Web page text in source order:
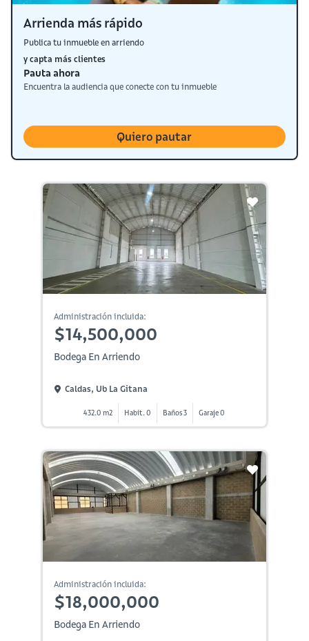
Arrienda más rápido
Publica tu inmueble en arriendo
y capta más clientes
Pauta ahora
Encuentra la audiencia que conecte con tu inmueble
Quiero pautar
Administración incluida:
$14,500,000
Bodega En Arriendo
Caldas, Ub La Gitana
432.0 m2 Habit. 0 Baños 3 Garaje 0
Administración incluida:
$18,000,000
Bodega En Arriendo